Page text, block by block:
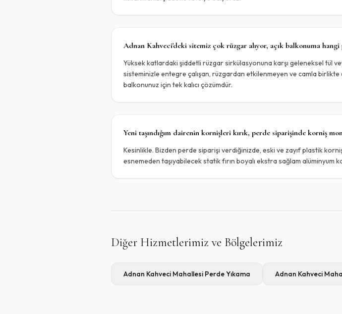
Adnan Kahveci'deki sitemiz çok rüzgar alıyor, açık balkonuma hangi
Yüksek katlardaki şiddetli rüzgar sirkülasyonuna karşı geleneksel tül
sisteminizle entegre çalışan, rüzgardan etkilenmeyen ve camla
balkonunuz için tek kalıcı çözümdür.
Yeni taşındığım dairenin kornişleri kırık, perde siparişinde korniş
Kesinlikle. Bizden perde siparişi verdiğinizde, eski ve zayıf plastik
esnemeden taşıyabilecek statik fırın boyalı ekstra sağlam
Diğer Hizmetlerimiz ve Bölgelerimiz
Adnan Kahveci Mahallesi Perde Yıkama Adnan Kahveci